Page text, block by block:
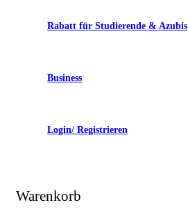
Rabatt für Studierende & Azubis
Business
Login/ Registrieren
Warenkorb